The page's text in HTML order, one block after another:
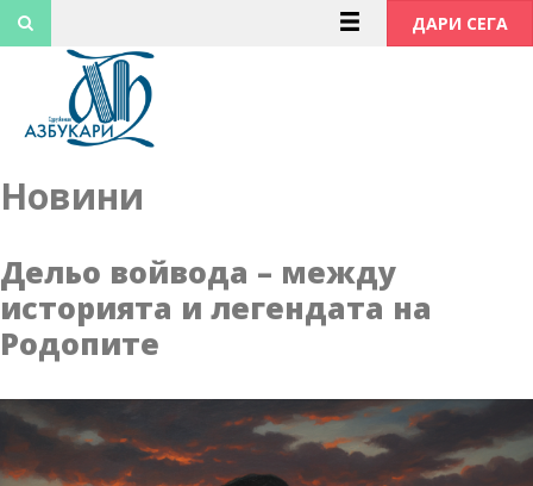
Към
съдържанието
ДАРИ СЕГА
Новини
Дельо войвода – между
историята и легендата на
Родопите